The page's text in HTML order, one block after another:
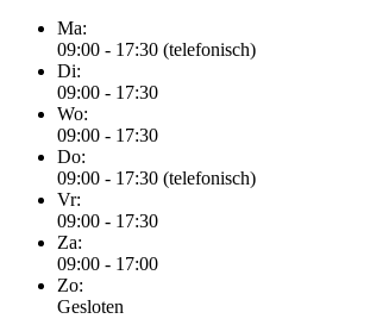
Ma:
09:00 - 17:30 (telefonisch)
Di:
09:00 - 17:30
Wo:
09:00 - 17:30
Do:
09:00 - 17:30 (telefonisch)
Vr:
09:00 - 17:30
Za:
09:00 - 17:00
Zo:
Gesloten